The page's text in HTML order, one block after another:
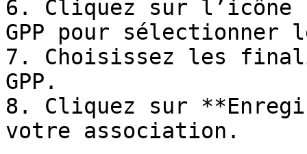
6. Cliquez sur l’icône
GPP pour
7. Choisissez les
GPP.
8. Cliquez sur
votre association.